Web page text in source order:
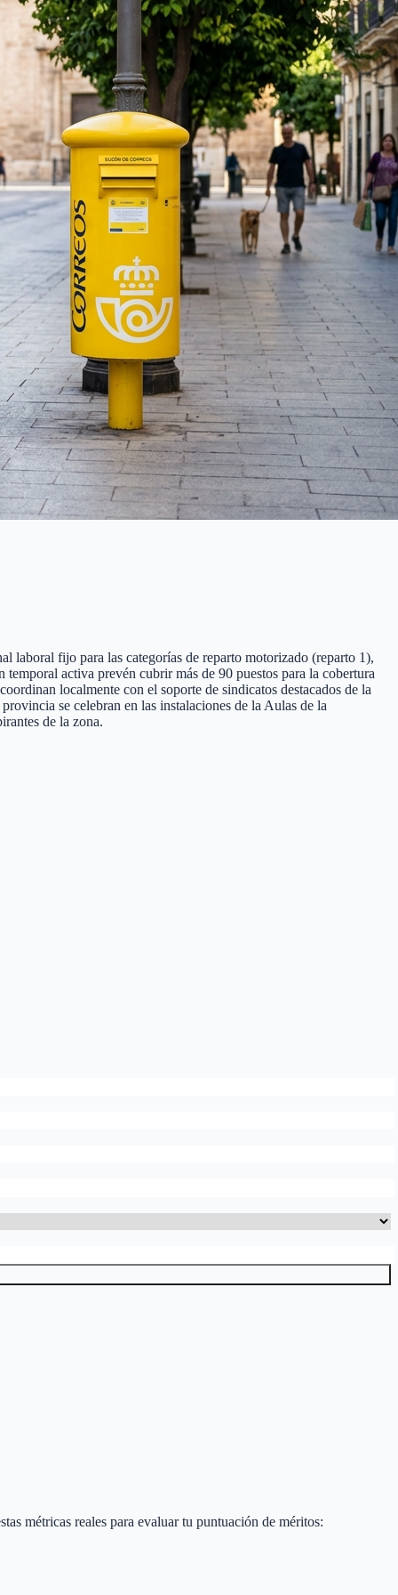
laboral fijo para las categorías de reparto motorizado (reparto 1),
activa prevén cubrir más de 90 puestos para la cobertura
localmente con el soporte de sindicatos destacados de la
se celebran en las instalaciones de la Aulas de la
de la zona.
métricas reales para evaluar tu puntuación de méritos: